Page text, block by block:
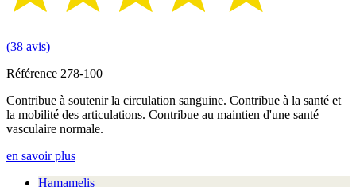
(38 avis)
Référence 278-100
Contribue à soutenir la circulation sanguine. Contribue à la santé et
la mobilité des articulations. Contribue au maintien d'une santé
vasculaire normale.
en savoir plus
Hamamelis